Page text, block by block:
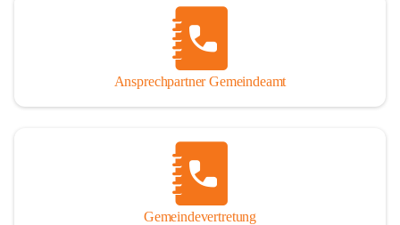
Ansprechpartner Gemeindeamt
Gemeindevertretung